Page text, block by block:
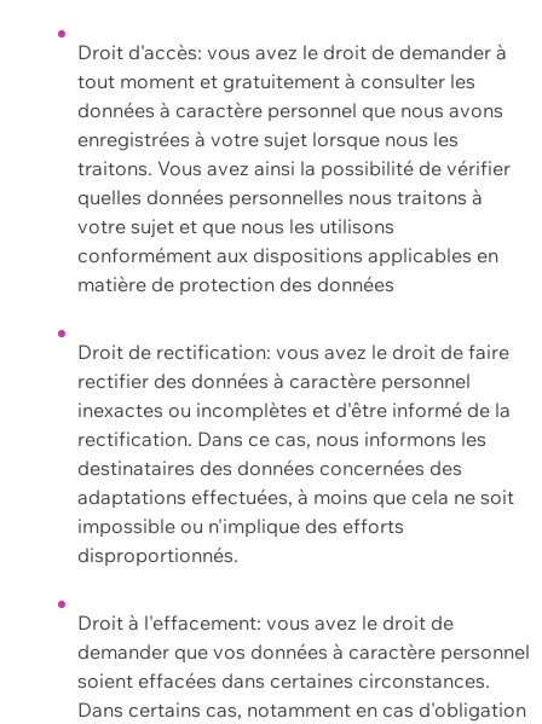
Droit d'accès: vous avez le droit de demander à
tout moment et gratuitement à consulter les
données à caractère personnel que nous avons
enregistrées à votre sujet lorsque nous les
traitons. Vous avez ainsi la possibilité de vérifier
quelles données personnelles nous traitons à
votre sujet et que nous les utilisons
conformément aux dispositions applicables en
matière de protection des données
Droit de rectification: vous avez le droit de faire
rectifier des données à caractère personnel
inexactes ou incomplètes et d'être informé de la
rectification. Dans ce cas, nous informons les
destinataires des données concernées des
adaptations effectuées, à moins que cela ne soit
impossible ou n'implique des efforts
disproportionnés.
Droit à l'effacement: vous avez le droit de
demander que vos données à caractère personnel
soient effacées dans certaines circonstances.
Dans certains cas, notamment en cas d'obligation